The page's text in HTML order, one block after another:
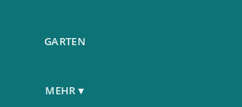
GARTEN
MEHR ▾
Klettverschluss